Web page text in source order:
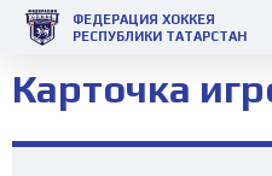
ФЕДЕРАЦИЯ ХОККЕЯ
РЕСПУБЛИКИ ТАТАРСТАН
Карточка